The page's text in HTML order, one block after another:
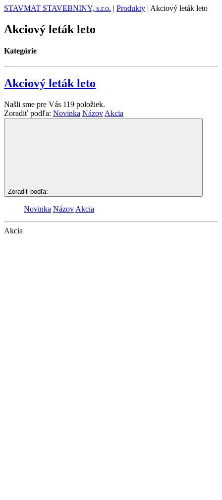
STAVMAT STAVEBNINY, s.r.o. | Produkty | Akciový leták leto
Akciový leták leto
Kategórie
Akciový leták leto
Našli sme pre Vás 119 položiek.
Zoradiť podľa: Novinka Názov Akcia
Zoradiť podľa:
Novinka Názov Akcia
Akcia